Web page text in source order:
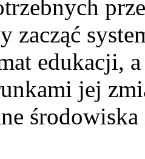
zacząć
edukacji,
jej